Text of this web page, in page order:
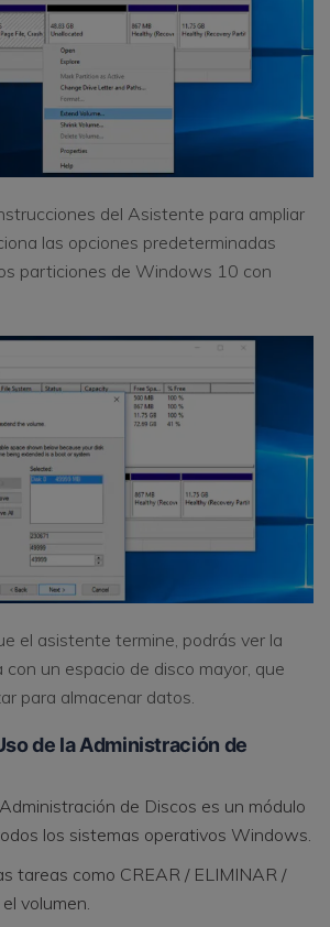
del Asistente para ampliar
las opciones predeterminadas
particiones de Windows 10 con
el asistente termine, podrás ver la
un espacio de disco mayor, que
para almacenar datos.
de la Administración de
de Discos es un módulo
los sistemas operativos Windows.
tareas como CREAR / ELIMINAR /
volumen.